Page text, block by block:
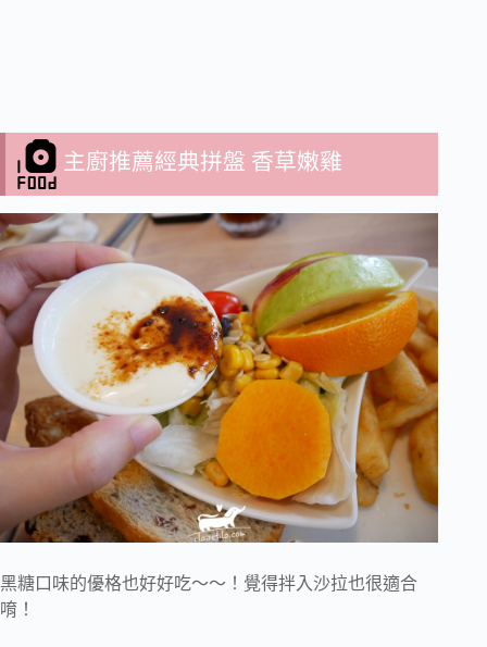
主廚推薦經典拼盤 香草嫩雞
黑糖口味的優格也好好吃～～！覺得拌入沙拉也很適合
唷！